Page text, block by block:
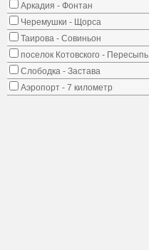
Аркадия - Фонтан
Черемушки - Щорса
Таирова - Совиньон
поселок Котовского - Пересыпь
Слободка - Застава
Аэропорт - 7 километр